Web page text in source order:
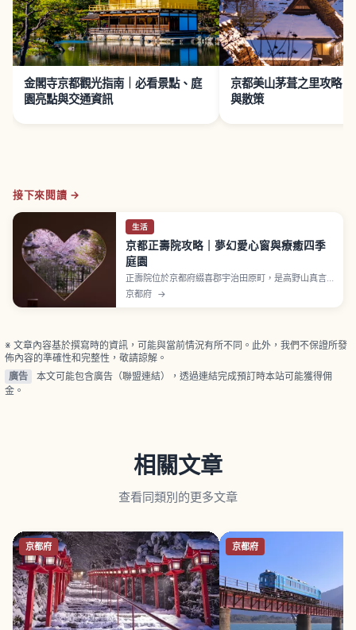
金閣寺京都觀光指南｜必看景點、庭
園亮點與交通資訊
京都美山茅葺之里攻略
與散策
接下來閱讀 →
生活
京都正壽院攻略｜夢幻愛心窗與療癒四季
庭園
正壽院位於京都府綴喜郡宇治田原町，是高野山真言
宗、鎌倉時代約800年歷史的古剎。象徵「愛心豬目
風鈴。
京都府 →
※ 文章內容基於撰寫時的資訊，可能與當前情況有所不同。此外，我們不保證所發
佈內容的準確性和完整性，敬請諒解。
廣告
本文可能包含廣告（聯盟連結），透過連結完成預訂時本站可能獲得佣
金。
相關文章
查看同類別的更多文章
京都府 京都府